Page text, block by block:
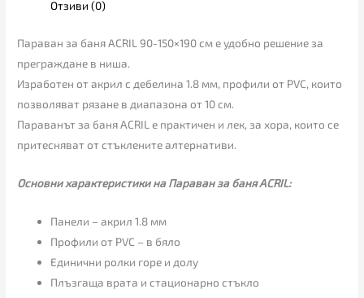
Отзиви (0)
Параван за баня ACRIL 90-150×190 см е удобно решение за
преграждане в ниша.
Изработен от акрил с дебелина 1.8 мм, профили от PVC, които
позволяват рязане в диапазона от 10 см.
Параванът за баня ACRIL е практичен и лек, за хора, които се
притесняват от стъклените алтернативи.
Основни характеристики на Параван за баня ACRIL:
Панели – акрил 1.8 мм
Профили от PVC – в бяло
Единични ролки горе и долу
Плъзгаща врата и стационарно стъкло